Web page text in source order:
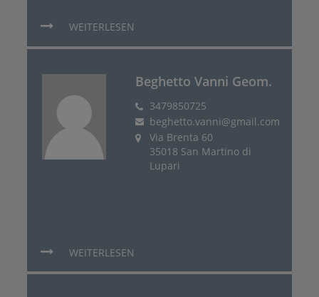
WEITERLESEN
Beghetto Vanni Geom.
3479850725
beghetto.vanni@gmail.com
Via Brenta 60
35018 San Martino di
Lupari
WEITERLESEN